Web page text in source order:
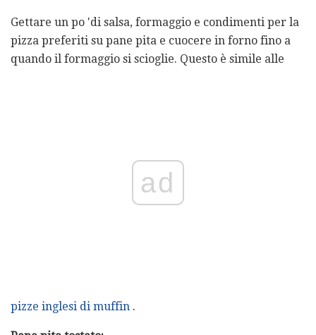
Gettare un po 'di salsa, formaggio e condimenti per la
pizza preferiti su pane pita e cuocere in forno fino a
quando il formaggio si scioglie. Questo è simile alle
ad
pizze inglesi di muffin .